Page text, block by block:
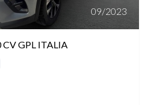
09/2023
GPL ITALIA